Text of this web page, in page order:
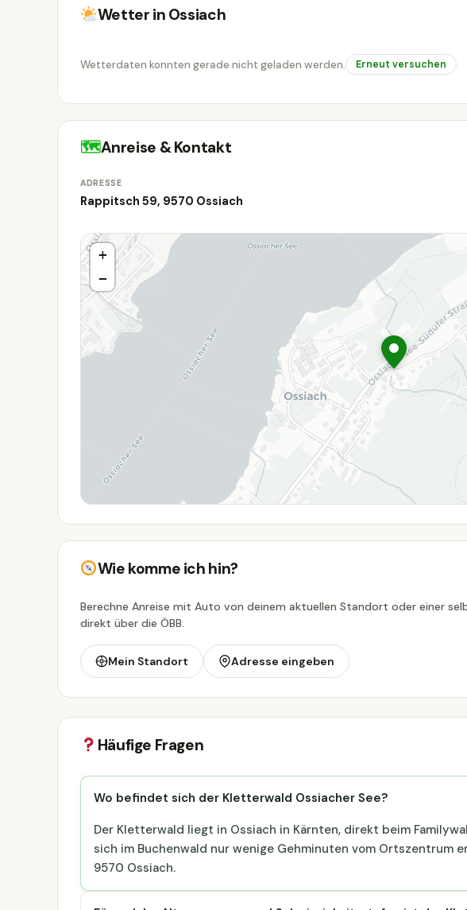
Wetter in Ossiach
Wetterdaten konnten gerade nicht geladen werden. Erneut versuchen
🗺Anreise & Kontakt
ADRESSE
Rappitsch 59, 9570 Ossiach
+
−
Wie komme ich hin?
Berechne Anreise mit Auto von deinem aktuellen Standort oder einer
direkt über die ÖBB.
Mein Standort Adresse eingeben
Häufige Fragen
Wo befindet sich der Kletterwald Ossiacher See?
Der Kletterwald liegt in Ossiach in Kärnten, direkt beim
sich im Buchenwald nur wenige Gehminuten vom Ortszentrum
9570 Ossiach.